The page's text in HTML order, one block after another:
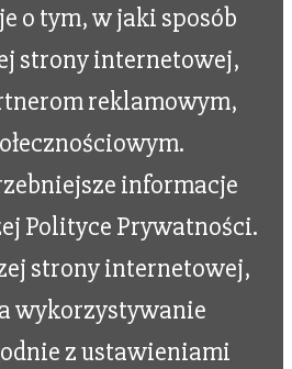
o tym, w jaki sposób
strony internetowej,
reklamowym,
informacje
Polityce Prywatności.
strony internetowej,
wykorzystywanie
z ustawieniami